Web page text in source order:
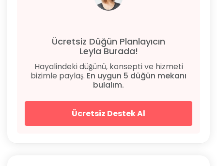
Ücretsiz Düğün Planlayıcın
Leyla Burada!
Hayalindeki düğünü, konsepti ve hizmeti
bizimle paylaş. En uygun 5 düğün mekanı
bulalım.
Ücretsiz Destek Al